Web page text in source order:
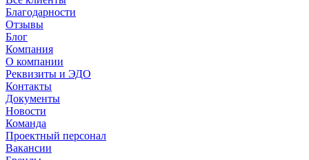
Благодарности
Отзывы
Блог
Компания
О компании
Реквизиты и ЭДО
Контакты
Документы
Новости
Команда
Проектный персонал
Вакансии